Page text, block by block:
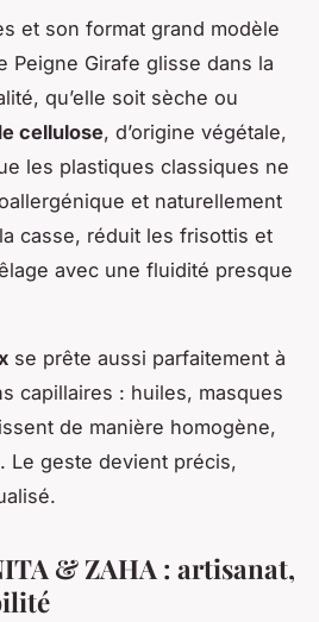
et son format grand modèle
Peigne Girafe glisse dans la
qu’elle soit sèche ou
cellulose, d’origine végétale,
les plastiques classiques ne
et naturellement
casse, réduit les frisottis et
avec une fluidité presque
se prête aussi parfaitement à
capillaires : huiles, masques
de manière homogène,
Le geste devient précis,
& ZAHA : artisanat,